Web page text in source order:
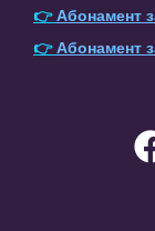
👉Абонамент
👉Абонамент